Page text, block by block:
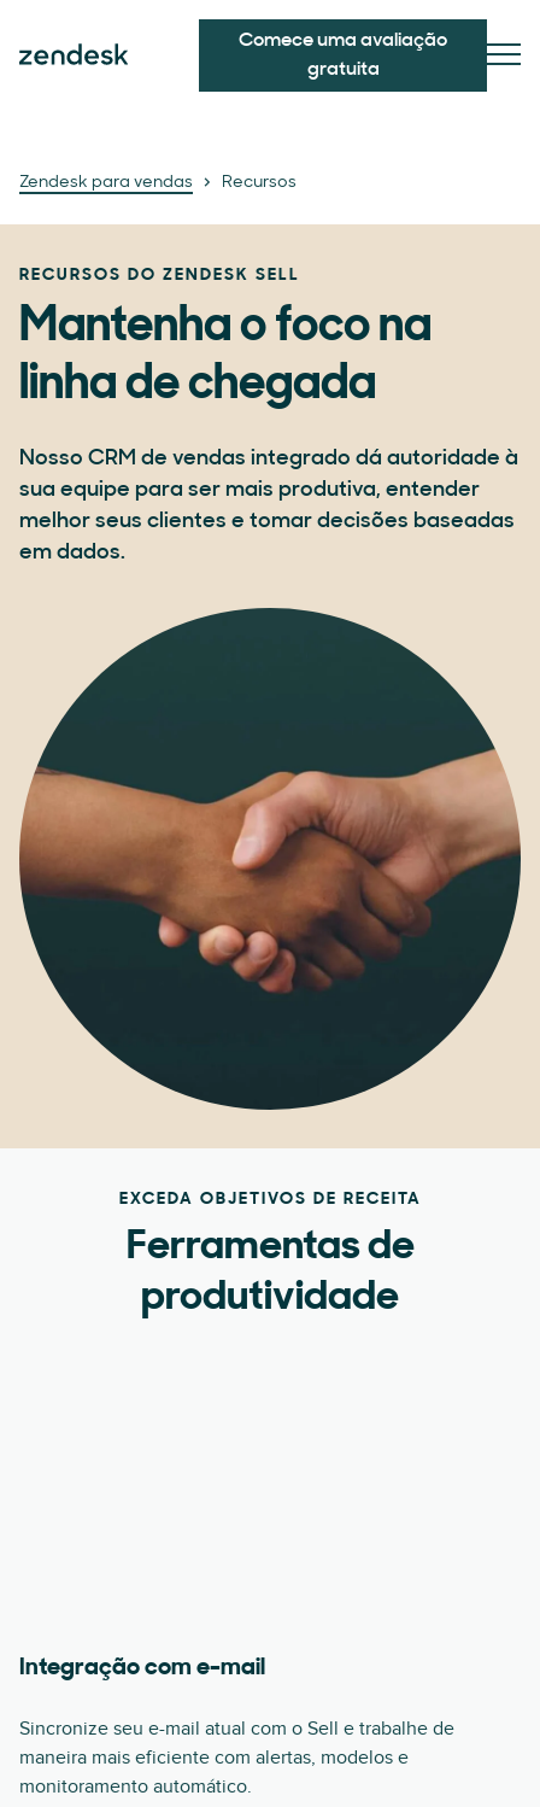
Comece uma avaliação
gratuita
Zendesk para vendas Recursos
RECURSOS DO ZENDESK SELL
Mantenha o foco na
linha de chegada
Nosso CRM de vendas integrado dá autoridade à
sua equipe para ser mais produtiva, entender
melhor seus clientes e tomar decisões baseadas
em dados.
EXCEDA OBJETIVOS DE RECEITA
Ferramentas de
produtividade
Integração com e-mail
Sincronize seu e-mail atual com o Sell e trabalhe de
maneira mais eficiente com alertas, modelos e
monitoramento automático.